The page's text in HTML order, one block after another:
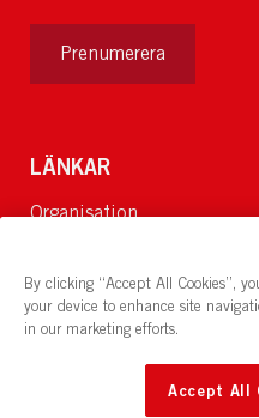
Prenumerera
LÄNKAR
Organisation
Lediga jobb
Nyheter och pressrum
Restaurang och
By clicking “Accept All Cookies”,
your device to enhance site
in our marketing efforts.
Accept All